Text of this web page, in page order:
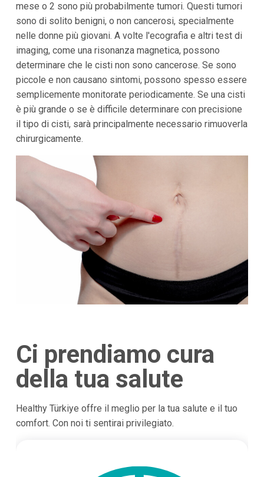
mese o 2 sono più probabilmente tumori. Questi tumori
sono di solito benigni, o non cancerosi, specialmente
nelle donne più giovani. A volte l'ecografia e altri test di
imaging, come una risonanza magnetica, possono
determinare che le cisti non sono cancerose. Se sono
piccole e non causano sintomi, possono spesso essere
semplicemente monitorate periodicamente. Se una cisti
è più grande o se è difficile determinare con precisione
il tipo di cisti, sarà principalmente necessario rimuoverla
chirurgicamente.
Ci prendiamo cura
della tua salute
Healthy Türkiye offre il meglio per la tua salute e il tuo
comfort. Con noi ti sentirai privilegiato.